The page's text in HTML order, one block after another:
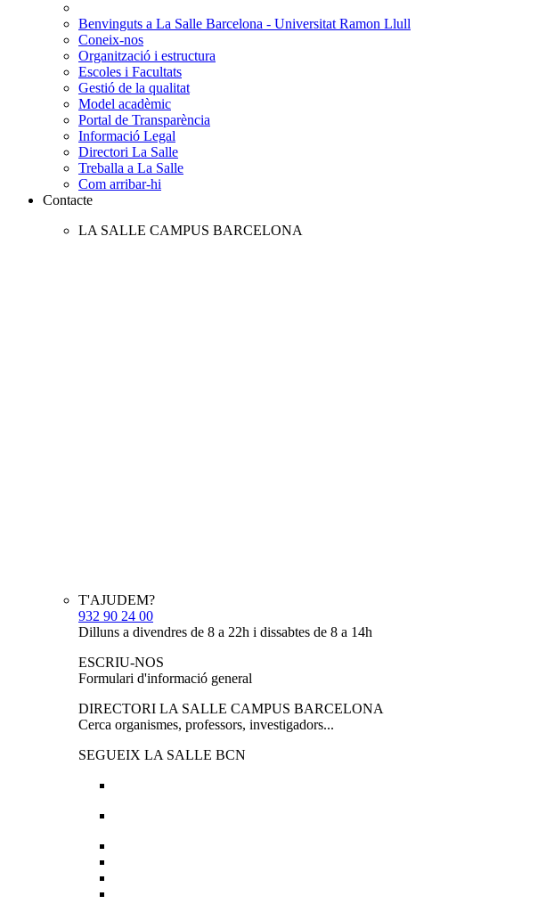
Benvinguts a La Salle Barcelona - Universitat Ramon Llull
Coneix-nos
Organització i estructura
Escoles i Facultats
Gestió de la qualitat
Model acadèmic
Portal de Transparència
Informació Legal
Directori La Salle
Treballa a La Salle
Com arribar-hi
Contacte
LA SALLE CAMPUS BARCELONA
T'AJUDEM?
932 90 24 00
Dilluns a divendres de 8 a 22h i dissabtes de 8 a 14h
ESCRIU-NOS
Formulari d'informació general
DIRECTORI LA SALLE CAMPUS BARCELONA
Cerca organismes, professors, investigadors...
SEGUEIX LA SALLE BCN